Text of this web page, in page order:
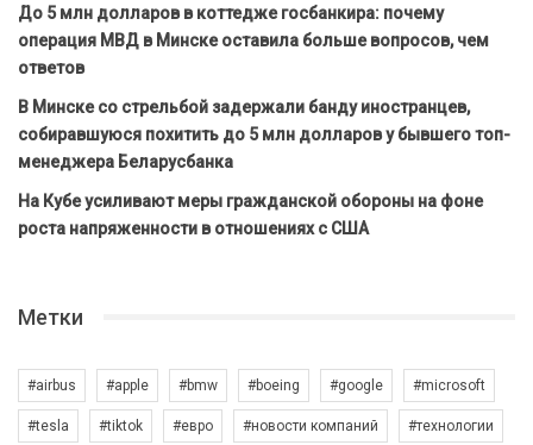
До 5 млн долларов в коттедже госбанкира: почему
операция МВД в Минске оставила больше вопросов, чем
ответов
В Минске со стрельбой задержали банду иностранцев,
собиравшуюся похитить до 5 млн долларов у бывшего топ-
менеджера Беларусбанка
На Кубе усиливают меры гражданской обороны на фоне
роста напряженности в отношениях с США
Метки
#airbus #apple #bmw #boeing #google #microsoft
#tesla #tiktok #евро #новости компаний #технологии